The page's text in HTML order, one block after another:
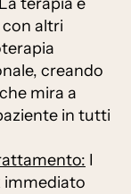
La terapia è
altri
creando
mira a
in tutti
I
immediato